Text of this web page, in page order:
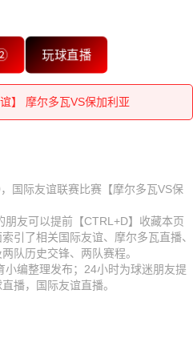
玩球直播
】 摩尔多瓦VS保加利亚
】 摩尔多瓦VS保加利亚
】 摩尔多瓦VS保加利亚
】 摩尔多瓦VS保加利亚
】 摩尔多瓦VS保加利亚
】 摩尔多瓦VS保加利亚
】 摩尔多瓦VS保加利亚
】 摩尔多瓦VS保加利亚
国际友谊联赛比赛【摩尔多瓦VS保
友可以提前【CTRL+D】收藏本页
引了相关国际友谊、摩尔多瓦直播、
队历史交锋、两队赛程。
编整理发布；24小时为球迷朋友提
播，国际友谊直播。